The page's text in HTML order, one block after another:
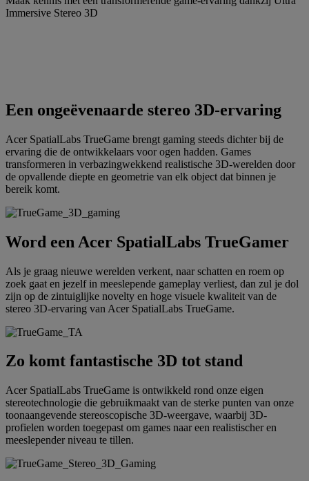
Immersive Stereo 3D
Een ongeëvenaarde stereo 3D-ervaring
Acer SpatialLabs TrueGame brengt gaming steeds dichter bij de
ervaring die de ontwikkelaars voor ogen hadden. Games
transformeren in verbazingwekkend realistische 3D-werelden door
de opvallende diepte en geometrie van elk object dat binnen je
bereik komt.
Word een Acer SpatialLabs TrueGamer
Als je graag nieuwe werelden verkent, naar schatten en roem op
zoek gaat en jezelf in meeslepende gameplay verliest, dan zul je dol
zijn op de zintuiglijke novelty en hoge visuele kwaliteit van de
stereo 3D-ervaring van Acer SpatialLabs TrueGame.
Zo komt fantastische 3D tot stand
Acer SpatialLabs TrueGame is ontwikkeld rond onze eigen
stereotechnologie die gebruikmaakt van de sterke punten van onze
toonaangevende stereoscopische 3D-weergave, waarbij 3D-
profielen worden toegepast om games naar een realistischer en
meeslepender niveau te tillen.